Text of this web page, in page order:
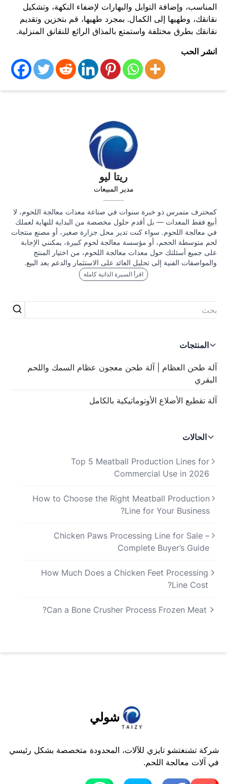
ريتا ليو
مدير المبيعات
كمحترف متمرس ذو خبرة سنوات في صناعة معدات معالجة اللحوم، لا
أبيع فقط المعدات — بل أقدم حلول مخصصة من البداية للنهاية لعملك
في معالجة اللحوم. سواء كنت تدير محل جزارة صغير، أو مصنع منتجات
لحم متوسطة الحجم، أو مؤسسة معالجة لحوم كبيرة، يمكنني الإجابة
على جميع أسئلتك حول معدات معالجة اللحوم، من اختيار المنتج
والمواصفات الفنية إلى تحليل العائد على الاستثمار والدعم بعد البيع.
اقرأ السيرة الذاتية كاملة
المنتجات
آلة طحن العظام | آلة طحن معجون عظام السمك واللحم
البقري
آلة تقطيع الأضلاع الأوتوماتيكية بالكامل
الحالات
Top 5 Meatball Production Lines for
Commercial Use in 2026
How to Choose the Right Meatball Production
Line for Your Business?
Chicken Paws Processing Line for Sale –
Complete Buyer’s Guide
How Much Does a Chicken Feet Processing
Line Cost?
Can a Bone Crusher Process Frozen Meat?
المناسب، وإضافة التوابل والبهارات لإضفاء النكهة، وتشكيل
نقانقك، وطهيها إلى الكمال. بمجرد طهيها، قم بتخزين وتقديم
نقانقك بطرق مختلفة واستمتع بالمذاق الرائع للنقانق المنزلية.
انشر الحب
شولي
شركة تشنغتشو تايزي للآلات، المحدودة متخصصة بشكل رئيسي
في آلات معالجة اللحم.